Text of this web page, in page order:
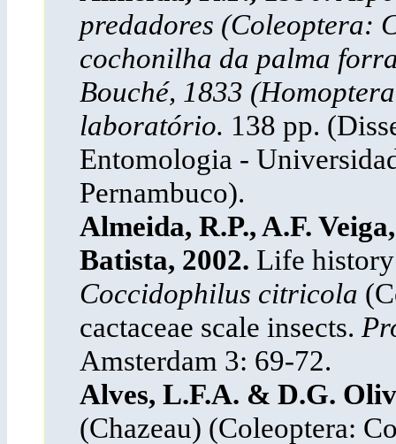
predadores (Coleoptera:
cochonilha da palma
Bouché, 1833
laboratório. 138 pp.
Entomologia -
Pernambuco).
Almeida, R.P., A.F.
Batista, 2002. Life
Coccidophilus citricola
cactaceae scale insects.
Amsterdam 3: 69-72.
Alves, L.F.A. & D.G.
(Chazeau) (Coleoptera: